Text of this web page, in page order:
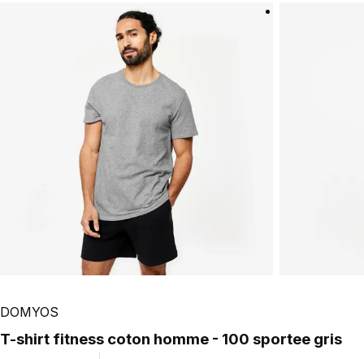
Play Video
DOMYOS
T-shirt fitness coton homme - 100 sportee gris